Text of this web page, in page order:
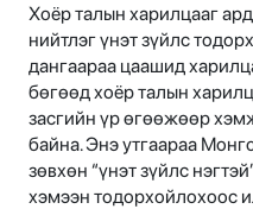
Хоёр талын харилцааг
нийтлэг үнэт зүйлс
дангаараа цаашид
бөгөөд хоёр талын
засгийн үр өгөөжөөр
байна. Энэ утгаараа
зөвхөн “үнэт зүйлс
хэмээн тодорхойлохоос